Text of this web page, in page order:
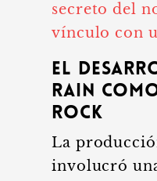
secreto del
vínculo con
El
Rain
rock
La
involucró